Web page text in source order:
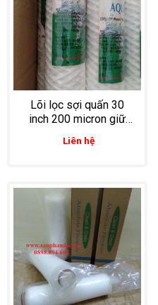
Lõi lọc sợi quấn 30
inch 200 micron giữ
cặn, tạp chất trong hệ
thống xử lý nước thải
Liên hệ